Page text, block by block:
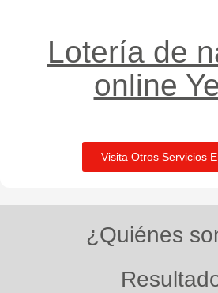
Lotería de
online
Visita Otros Servicios
¿Quiénes